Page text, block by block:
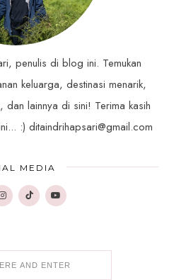
penulis di blog ini. Temukan
keluarga, destinasi menarik,
dan lainnya di sini! Terima kasih
:) ditaindrihapsari@gmail.com
MEDIA